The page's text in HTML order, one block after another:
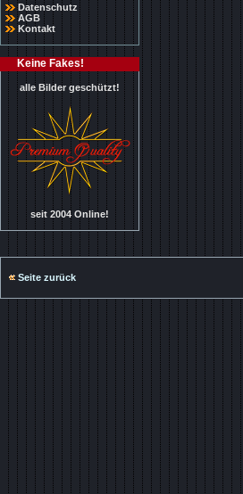
Datenschutz
AGB
Kontakt
Keine Fakes!
alle Bilder geschützt!
seit 2004 Online!
Seite zurück